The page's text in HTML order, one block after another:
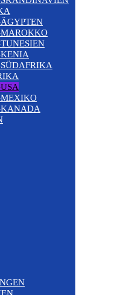
KENIA
MEXIKO
KANADA